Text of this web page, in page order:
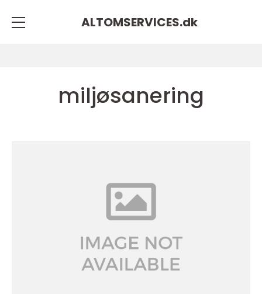
ALTOMSERVICES.dk
miljøsanering